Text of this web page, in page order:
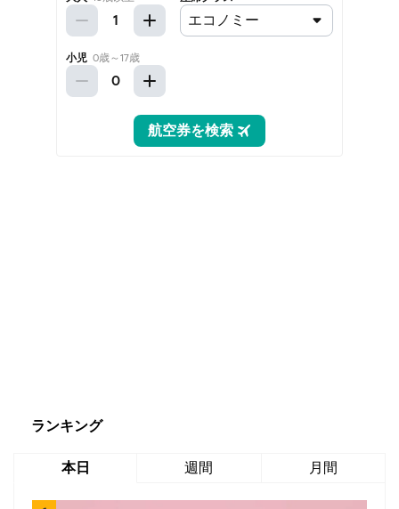
ランキング
本日 週間 月間